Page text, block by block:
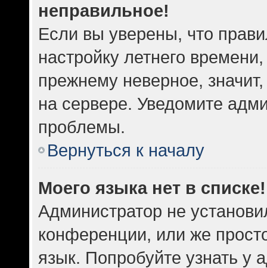
неправильное!
Если вы уверены, что
настройку летнего
прежнему неверное,
на сервере. Уведомите
проблемы.
Вернуться к началу
Моего языка нет в списке!
Администратор не
конференции, или же
язык. Попробуйте узнать у